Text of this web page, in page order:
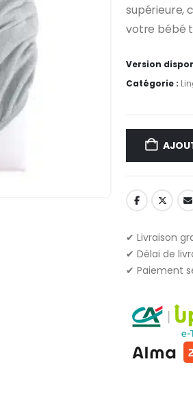
supérieure,
votre bébé
Version
Catégorie :
✔ Livraison
✔ Délai de
✔ Paiement